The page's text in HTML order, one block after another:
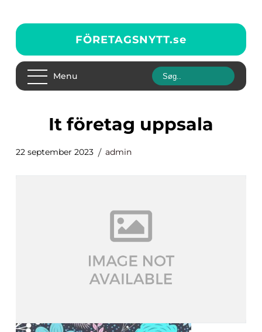
FÖRETAGSNYTT.se
Menu
it företag uppsala
22 september 2023 admin